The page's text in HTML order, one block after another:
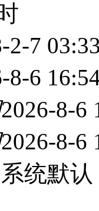
2-7
8-6
2026-8-6
2026-8-6
统默认